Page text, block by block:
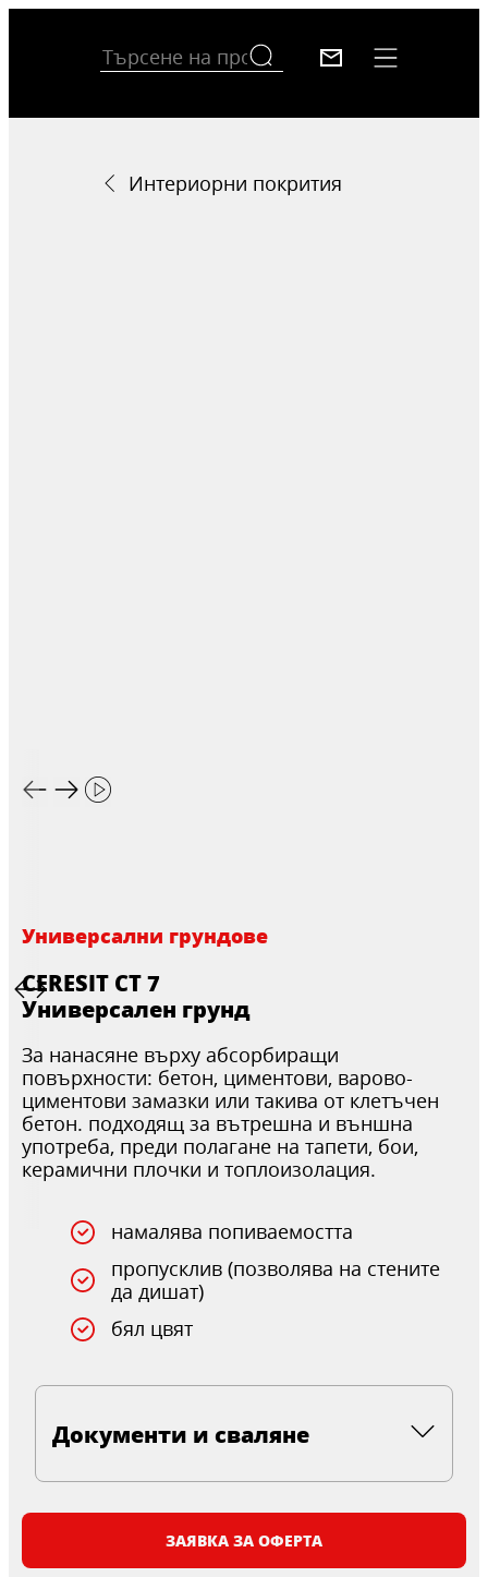
Интериорни покрития
Универсални грундове
CERESIT CT 7
Универсален грунд
За нанасяне върху абсорбиращи
повърхности: бетон, циментови, варово-
циментови замазки или такива от клетъчен
бетон. подходящ за вътрешна и външна
употреба, преди полагане на тапети, бои,
керамични плочки и топлоизолация.
намалява попиваемостта
пропусклив (позволява на стените
да дишат)
бял цвят
Документи и сваляне
ЗАЯВКА ЗА ОФЕРТА